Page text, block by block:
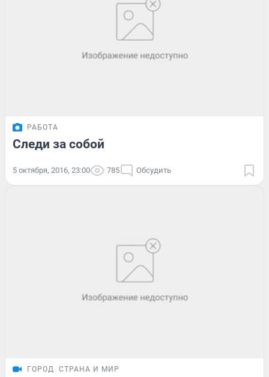
РАБОТА
Следи за собой
5 октября, 2016, 23:00 785 Обсудить
ГОРОД СТРАНА И МИР